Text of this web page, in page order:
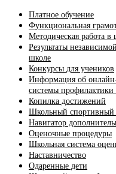
Платное обучение
Функциональная
Методическая работа в
Результаты
школе
Конкурсы для учеников
Информация об онлайн-
системы профилактики
Копилка достижений
Школьный спортивный
Навигатор
Оценочные процедуры
Школьная система
Наставничество
Одаренные дети